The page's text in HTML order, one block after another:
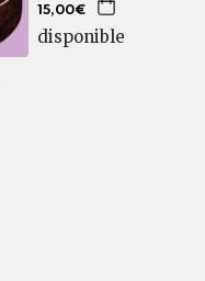
15,00€
disponible